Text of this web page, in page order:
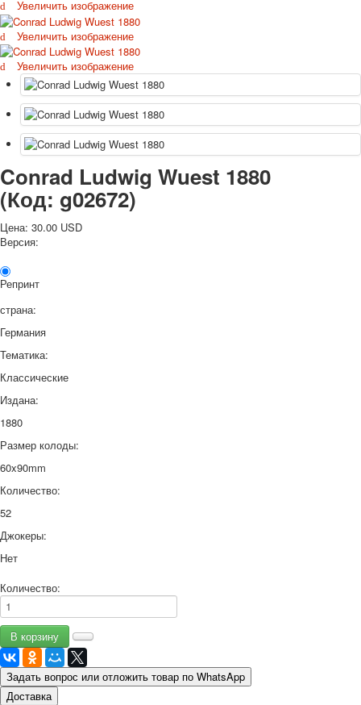
Октябрьская революция
С рождеством
Пасха
9 мая - день победы
Разные пожелания
1 сентября школа
Приглашение
Новости
Новости открыток
О сайте
Наше видео
Избранное
Увеличить изображение
Увеличить изображение
Увеличить изображение
Conrad Ludwig Wuest 1880
(Код: g02672)
Цена: 30.00 USD
Версия:
Репринт
страна:
Германия
Тематика:
Классические
Издана:
1880
Размер колоды:
60x90mm
Количество:
52
Джокеры:
Нет
Количество:
Задать вопрос или отложить товар по WhatsApp
Доставка